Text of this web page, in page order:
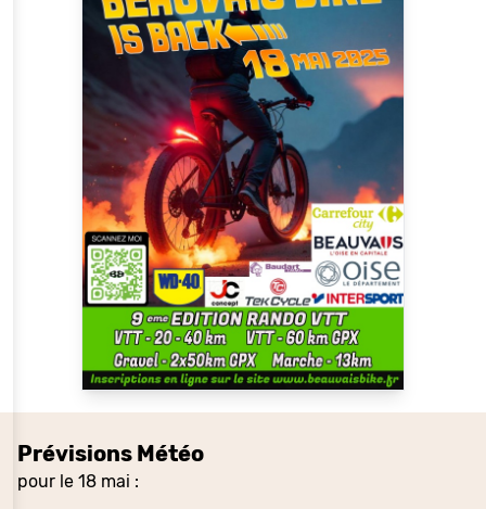
Prévisions Météo
pour le 18 mai :